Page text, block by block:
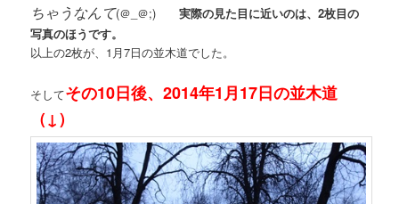
ちゃうなんて(＠_＠;)実際の見た目に近いのは、2枚目の
写真のほうです。
以上の2枚が、1月7日の並木道でした。
そしてその10日後、2014年1月17日の並木道
（↓）